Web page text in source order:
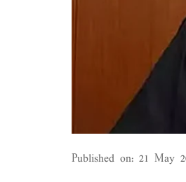
Published on: 21 May